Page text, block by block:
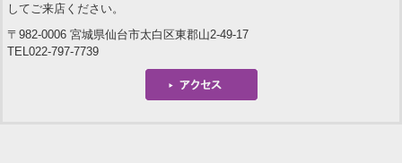
してご来店ください。
〒982-0006 宮城県仙台市太白区東郡山2-49-17
TEL022-797-7739